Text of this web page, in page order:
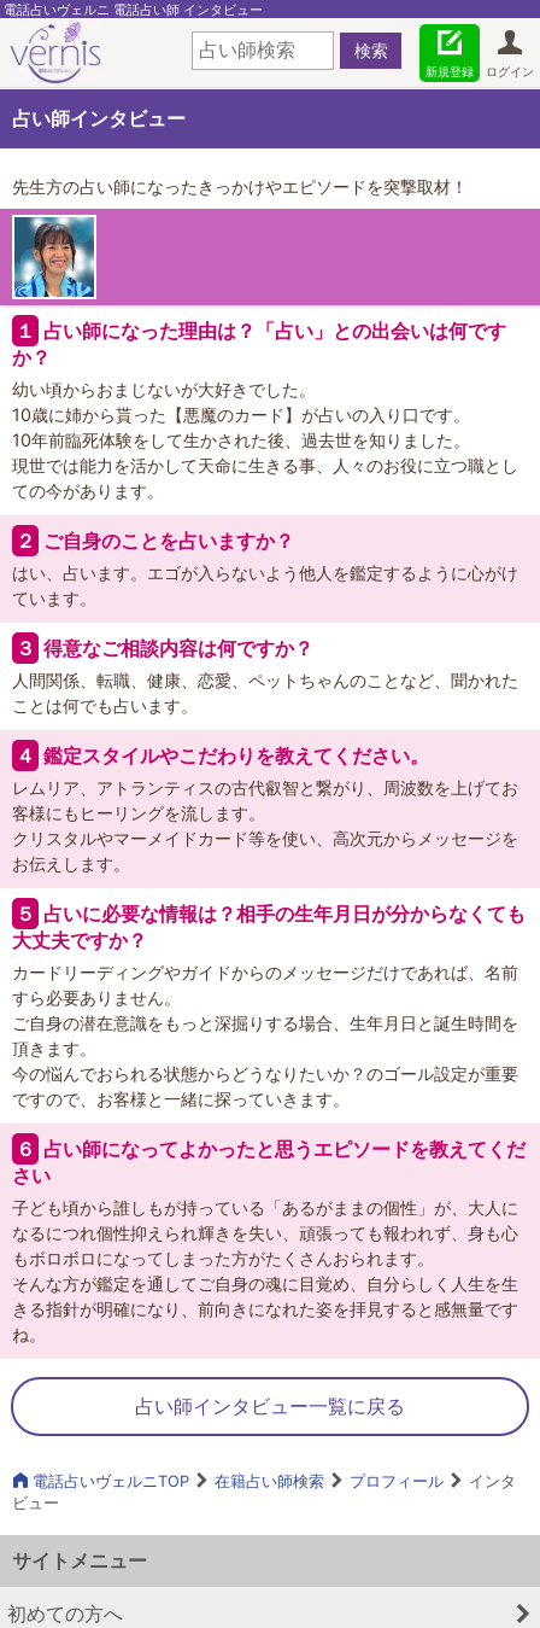
電話占いヴェルニ 電話占い師 インタビュー
ログイン
新規登録
占い師インタビュー
先生方の占い師になったきっかけやエピソードを突撃取材！
１ 占い師になった理由は？「占い」との出会いは何です
か？
幼い頃からおまじないが大好きでした。
10歳に姉から貰った【悪魔のカード】が占いの入り口です。
10年前臨死体験をして生かされた後、過去世を知りました。
現世では能力を活かして天命に生きる事、人々のお役に立つ職とし
ての今があります。
２ ご自身のことを占いますか？
はい、占います。エゴが入らないよう他人を鑑定するように心がけ
ています。
３ 得意なご相談内容は何ですか？
人間関係、転職、健康、恋愛、ペットちゃんのことなど、聞かれた
ことは何でも占います。
４ 鑑定スタイルやこだわりを教えてください。
レムリア、アトランティスの古代叡智と繋がり、周波数を上げてお
客様にもヒーリングを流します。
クリスタルやマーメイドカード等を使い、高次元からメッセージを
お伝えします。
５ 占いに必要な情報は？相手の生年月日が分からなくても
大丈夫ですか？
カードリーディングやガイドからのメッセージだけであれば、名前
すら必要ありません。
ご自身の潜在意識をもっと深掘りする場合、生年月日と誕生時間を
頂きます。
今の悩んでおられる状態からどうなりたいか？のゴール設定が重要
ですので、お客様と一緒に探っていきます。
６ 占い師になってよかったと思うエピソードを教えてくだ
さい
子ども頃から誰しもが持っている「あるがままの個性」が、大人に
なるにつれ個性抑えられ輝きを失い、頑張っても報われず、身も心
もボロボロになってしまった方がたくさんおられます。
そんな方が鑑定を通してご自身の魂に目覚め、自分らしく人生を生
きる指針が明確になり、前向きになれた姿を拝見すると感無量です
ね。
占い師インタビュー一覧に戻る
電話占いヴェルニTOP 在籍占い師検索 プロフィール
インタ
ビュー
サイトメニュー
初めての方へ